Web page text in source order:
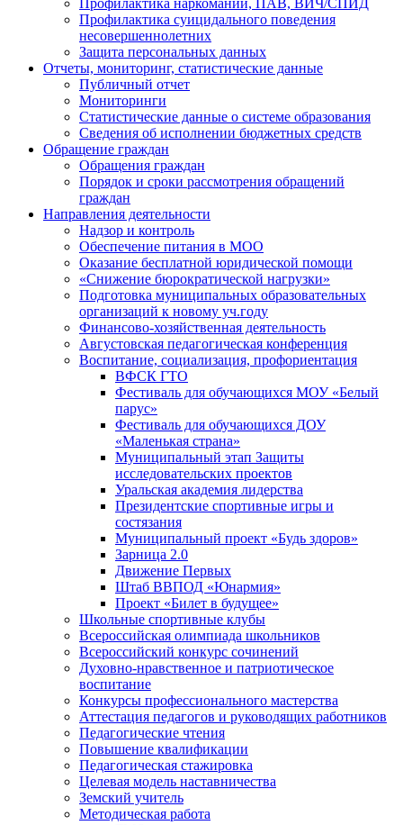
Профилактика наркомании, ПАВ, ВИЧ/СПИД
Профилактика суицидального поведения
несовершеннолетних
Защита персональных данных
Отчеты, мониторинг, статистические данные
Публичный отчет
Мониторинги
Статистические данные о системе образования
Сведения об исполнении бюджетных средств
Обращение граждан
Обращения граждан
Порядок и сроки рассмотрения обращений
граждан
Направления деятельности
Надзор и контроль
Обеспечение питания в МОО
Оказание бесплатной юридической помощи
«Снижение бюрократической нагрузки»
Подготовка муниципальных образовательных
организаций к новому уч.году
Финансово-хозяйственная деятельность
Августовская педагогическая конференция
Воспитание, социализация, профориентация
ВФСК ГТО
Фестиваль для обучающихся МОУ «Белый
парус»
Фестиваль для обучающихся ДОУ
«Маленькая страна»
Муниципальный этап Защиты
исследовательских проектов
Уральская академия лидерства
Президентские спортивные игры и
состязания
Муниципальный проект «Будь здоров»
Зарница 2.0
Движение Первых
Штаб ВВПОД «Юнармия»
Проект «Билет в будущее»
Школьные спортивные клубы
Всероссийская олимпиада школьников
Всероссийский конкурс сочинений
Духовно-нравственное и патриотическое
воспитание
Конкурсы профессионального мастерства
Аттестация педагогов и руководящих работников
Педагогические чтения
Повышение квалификации
Педагогическая стажировка
Целевая модель наставничества
Земский учитель
Методическая работа